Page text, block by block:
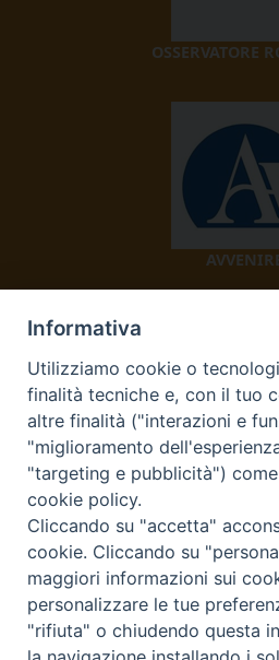
OSSERVATORE
TV 2000
Diocesi di
Curia Vescovile Piazza
Informativa
Utilizziamo cookie o
finalità tecniche e, con il tuo
altre finalità ("interazioni e
"miglioramento
"targeting e pubblicità")
cookie policy.
Cliccando su "accetta"
cookie. Cliccando su
maggiori informazioni sui
personalizzare le tue
"rifiuta" o chiudendo questa